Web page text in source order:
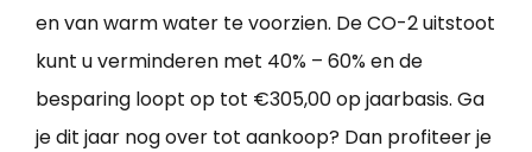
en van warm water te voorzien. De CO-2 uitstoot
kunt u verminderen met 40% – 60% en de
besparing loopt op tot €305,00 op jaarbasis. Ga
je dit jaar nog over tot aankoop? Dan profiteer je